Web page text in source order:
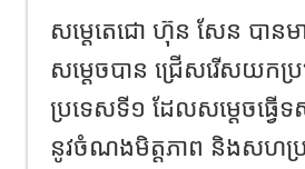
សម្តេតេជោ ហ៊ុន សែន បាន
សម្តេចបាន ជ្រើសរើសយក
ប្រទេសទី១ ដែលសម្តេចធ្វើ
នូវចំណងមិត្តភាព និងសហប្រតិ